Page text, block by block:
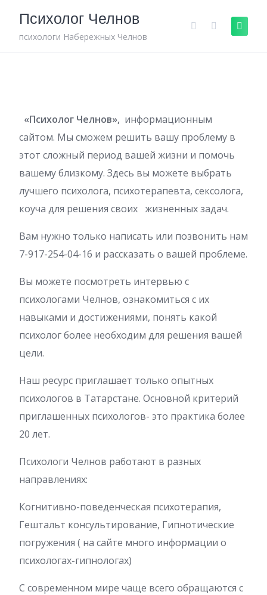
content
Психолог Челнов
психологи Набережных Челнов
«Психолог Челнов», информационным
сайтом. Мы сможем решить вашу проблему в
этот сложный период вашей жизни и помочь
вашему близкому. Здесь вы можете выбрать
лучшего психолога, психотерапевта, сексолога,
коуча для решения своих жизненных задач.
Вам нужно только написать или позвонить нам
7-917-254-04-16 и рассказать о вашей проблеме.
Вы можете посмотреть интервью с
психологами Челнов, ознакомиться с их
навыками и достижениями, понять какой
психолог более необходим для решения вашей
цели.
Наш ресурс приглашает только опытных
психологов в Татарстане. Основной критерий
приглашенных психологов- это практика более
20 лет.
Психологи Челнов работают в разных
направлениях:
Когнитивно-поведенческая психотерапия,
Гештальт консультирование, Гипнотические
погружения ( на сайте много информации о
психологах-гипнологах)
С современном мире чаще всего обращаются с